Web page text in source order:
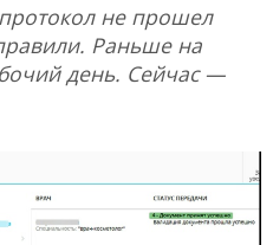
не прошел
Раньше на
день. Сейчас —